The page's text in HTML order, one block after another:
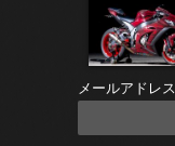
メールアドレス